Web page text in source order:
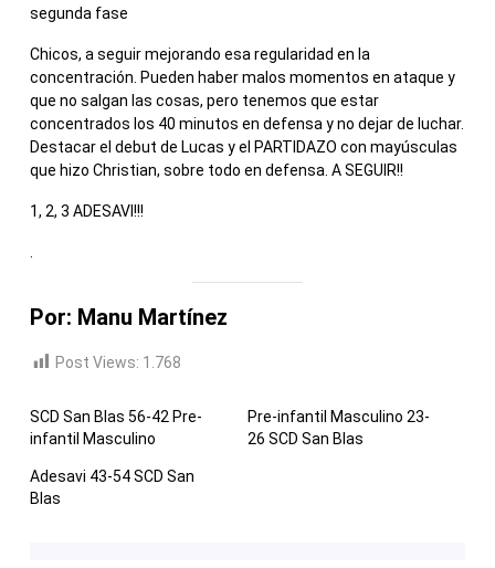
segunda fase
Chicos, a seguir mejorando esa regularidad en la
concentración. Pueden haber malos momentos en ataque y
que no salgan las cosas, pero tenemos que estar
concentrados los 40 minutos en defensa y no dejar de luchar.
Destacar el debut de Lucas y el PARTIDAZO con mayúsculas
que hizo Christian, sobre todo en defensa. A SEGUIR!!
1, 2, 3 ADESAVI!!!
Por: Manu Martínez
Post Views: 1.768
SCD San Blas 56-42 Pre-
infantil Masculino
Pre-infantil Masculino 23-
26 SCD San Blas
Adesavi 43-54 SCD San
Blas